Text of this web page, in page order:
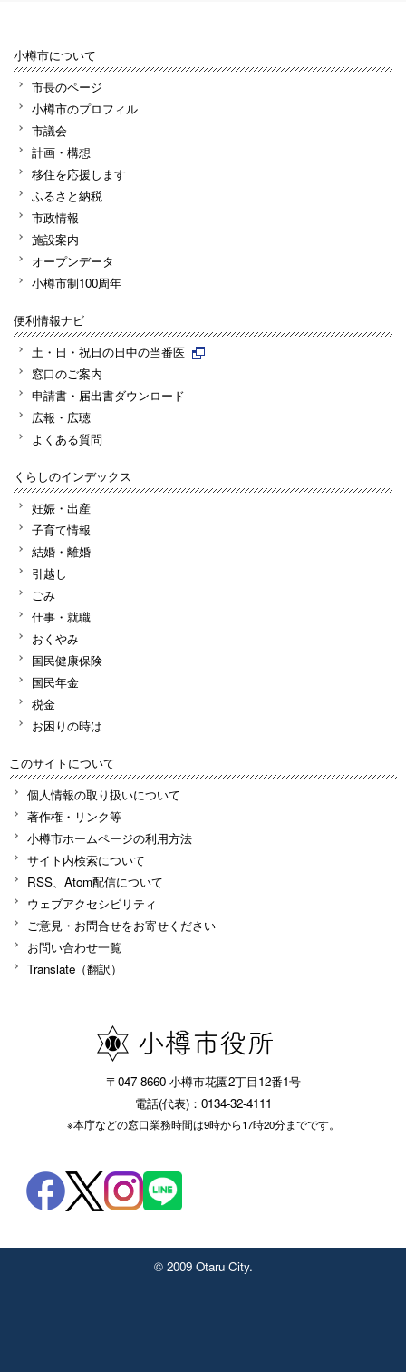
小樽市について
市長のページ
小樽市のプロフィル
市議会
計画・構想
移住を応援します
ふるさと納税
市政情報
施設案内
オープンデータ
小樽市制100周年
便利情報ナビ
土・日・祝日の日中の当番医
窓口のご案内
申請書・届出書ダウンロード
広報・広聴
よくある質問
くらしのインデックス
妊娠・出産
子育て情報
結婚・離婚
引越し
ごみ
仕事・就職
おくやみ
国民健康保険
国民年金
税金
お困りの時は
このサイトについて
個人情報の取り扱いについて
著作権・リンク等
小樽市ホームページの利用方法
サイト内検索について
RSS、Atom配信について
ウェブアクセシビリティ
ご意見・お問合せをお寄せください
お問い合わせ一覧
Translate（翻訳）
〒047-8660 小樽市花園2丁目12番1号
電話(代表)：0134-32-4111
※本庁などの窓口業務時間は9時から17時20分までです。
© 2009 Otaru City.